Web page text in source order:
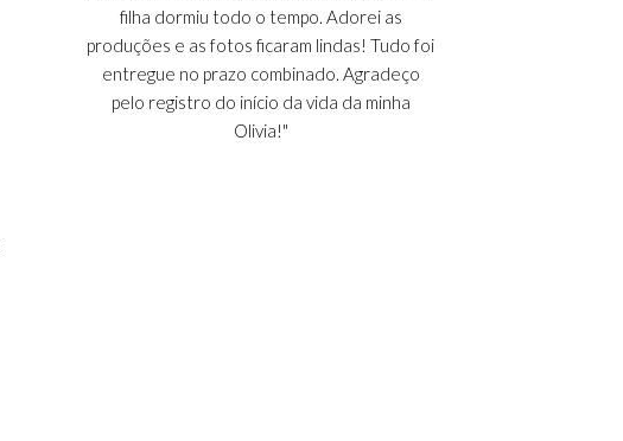
filha dormiu todo o tempo. Adorei as
produções e as fotos ficaram lindas! Tudo foi
entregue no prazo combinado. Agradeço
pelo registro do início da vida da minha
Olivia!"